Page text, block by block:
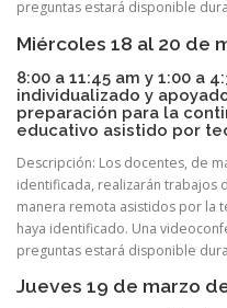
preguntas estará disponible
Miércoles 18 al 20 de
8:00 a 11:45 am y 1:00 a
individualizado y
preparación para la
educativo asistido por
Descripción: Los docentes, de
identificada, realizarán trabajos
manera remota asistidos por la
haya identificado. Una
preguntas estará disponible
Jueves 19 de marzo